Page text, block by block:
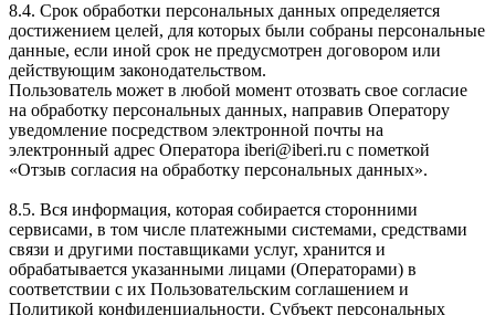
8.4. Срок обработки персональных данных определяется
достижением целей, для которых были собраны персональные
данные, если иной срок не предусмотрен договором или
действующим законодательством.
Пользователь может в любой момент отозвать свое согласие
на обработку персональных данных, направив Оператору
уведомление посредством электронной почты на
электронный адрес Оператора iberi@iberi.ru с пометкой
«Отзыв согласия на обработку персональных данных».
8.5. Вся информация, которая собирается сторонними
сервисами, в том числе платежными системами, средствами
связи и другими поставщиками услуг, хранится и
обрабатывается указанными лицами (Операторами) в
соответствии с их Пользовательским соглашением и
Политикой конфиденциальности. Субъект персональных